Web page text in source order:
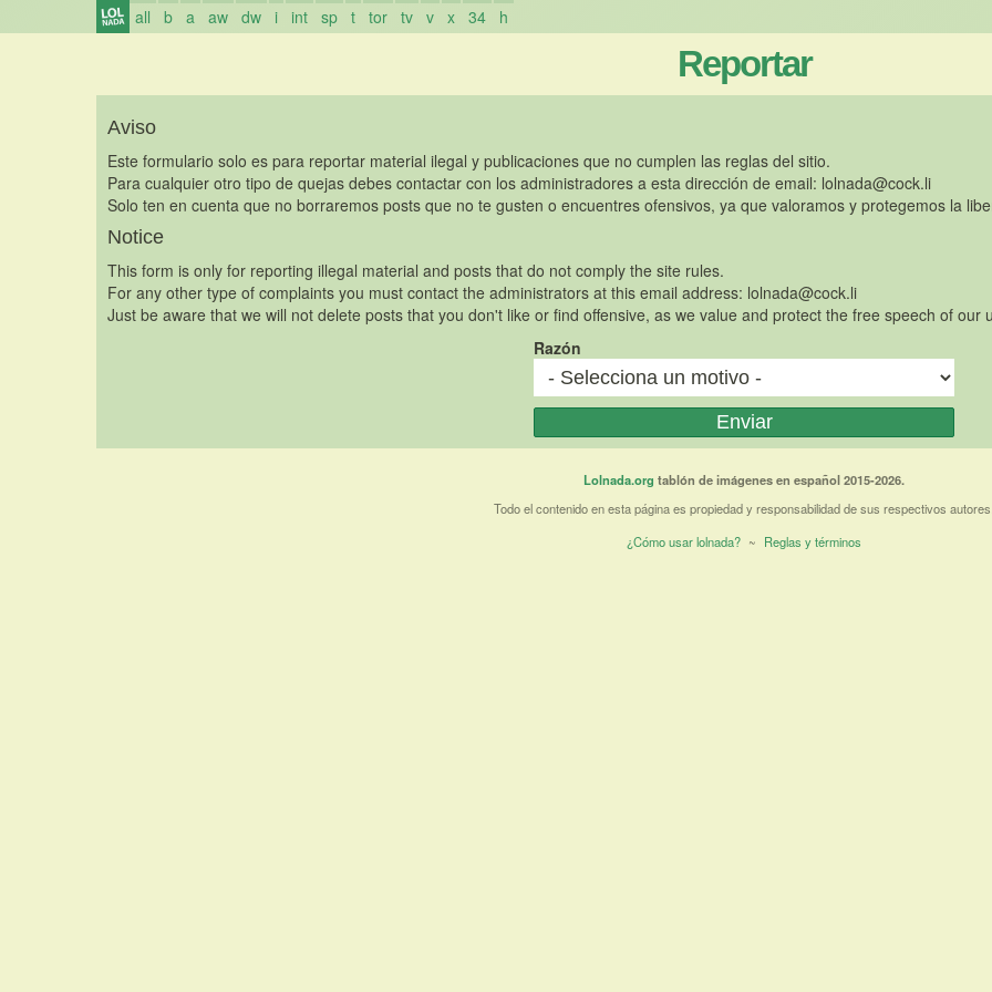
all b a aw dw i int sp t tor tv v x 34 h
Reportar
Aviso
Este formulario solo es para reportar material ilegal y publicaciones que no cumplen las reglas del sitio.
Para cualquier otro tipo de quejas debes contactar con los administradores a esta dirección de email: lolnada@cock.li
Solo ten en cuenta que no borraremos posts que no te gusten o encuentres ofensivos, ya que valoramos y protegemos la
Notice
This form is only for reporting illegal material and posts that do not comply the site rules.
For any other type of complaints you must contact the administrators at this email address: lolnada@cock.li
Just be aware that we will not delete posts that you don't like or find offensive, as we value and protect the free speech of our
Razón
Lolnada.org tablón de imágenes en español 2015-2026.
Todo el contenido en esta página es propiedad y responsabilidad de sus respectivos
¿Cómo usar lolnada? ~ Reglas y términos